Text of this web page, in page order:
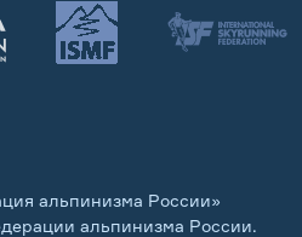
альпинизма России»
альпинизма России.